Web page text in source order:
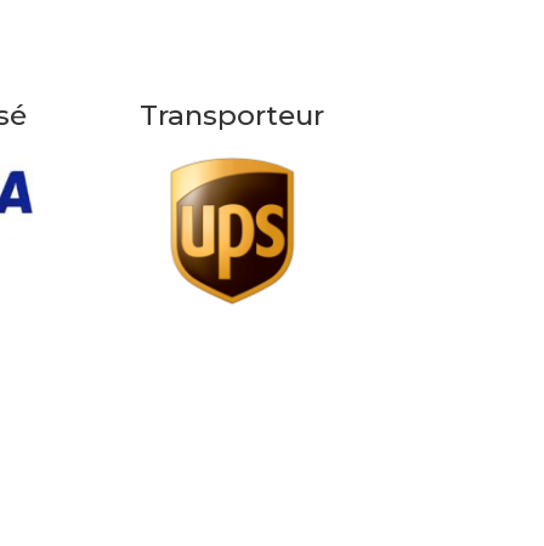
Transporteur